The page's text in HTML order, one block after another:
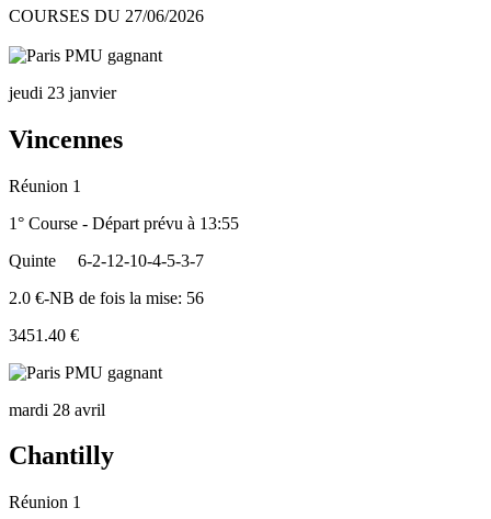
COURSES DU 27/06/2026
jeudi 23 janvier
Vincennes
Réunion 1
1° Course - Départ prévu à 13:55
Quinte
6-2-12-10-4-5-3-7
2.0 €-NB de fois la mise: 56
3451.40 €
mardi 28 avril
Chantilly
Réunion 1